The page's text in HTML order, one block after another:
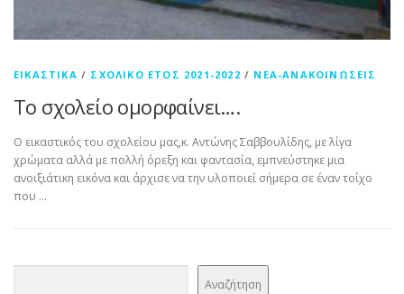
ΕΙΚΑΣΤΙΚΆ / ΣΧΟΛΙΚΌ ΈΤΟΣ 2021-2022 / ΝΈΑ-ΑΝΑΚΟΙΝΏΣΕΙΣ
Το σχολείο ομορφαίνει….
Ο εικαστικός του σχολείου μας,κ. Αντώνης Σαββουλίδης, με λίγα
χρώματα αλλά με πολλή όρεξη και φαντασία, εμπνεύστηκε μια
ανοιξιάτικη εικόνα και άρχισε να την υλοποιεί σήμερα σε έναν τοίχο
που …
Αναζήτηση